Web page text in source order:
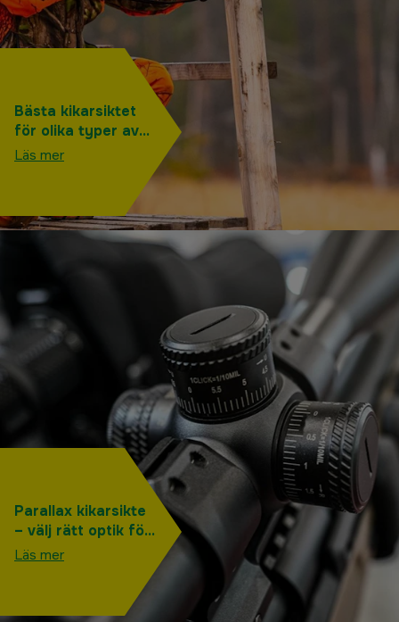
Bästa kikarsiktet
för olika typer av
jakt och behov
Läs mer
Parallax kikarsikte
– välj rätt optik för
långhållskytte
Läs mer